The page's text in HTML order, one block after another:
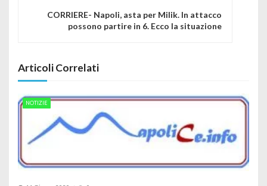
CORRIERE- Napoli, asta per Milik. In attacco
possono partire in 6. Ecco la situazione
Articoli Correlati
NOTIZIE